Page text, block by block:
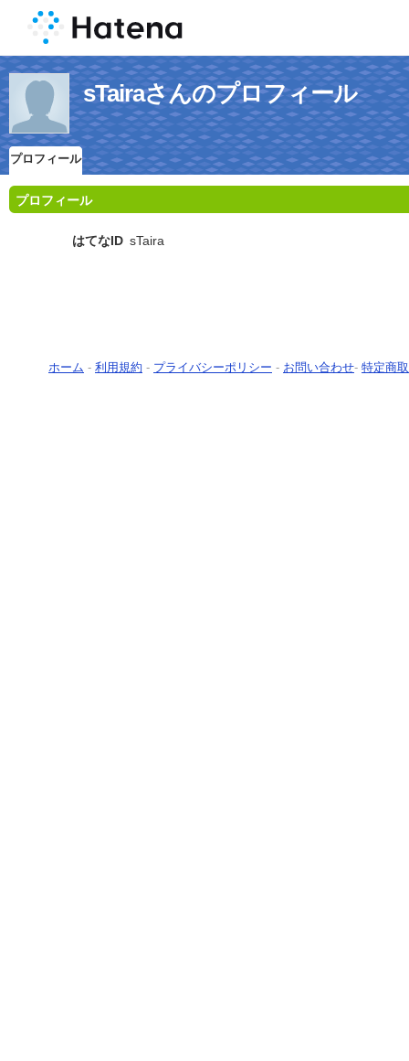
sTairaさんのプロフィール
プロフィール
プロフィール
はてなID sTaira
ホーム - 利用規約 - プライバシーポリシー - お問い合わせ- 特定商